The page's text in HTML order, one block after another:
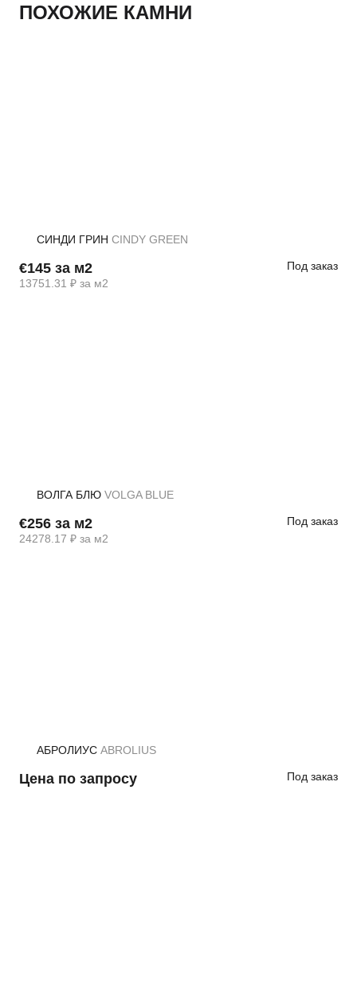
ПОХОЖИЕ КАМНИ
СИНДИ ГРИН CINDY GREEN
€145 за м2
13751.31 ₽ за м2
Под заказ
ВОЛГА БЛЮ VOLGA BLUE
€256 за м2
24278.17 ₽ за м2
Под заказ
АБРОЛИУС ABROLIUS
Цена по запросу Под заказ